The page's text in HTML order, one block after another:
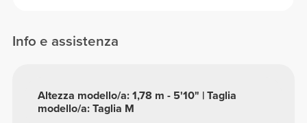
Info e assistenza
Altezza modello/a: 1,78 m - 5'10" | Taglia
modello/a: Taglia M